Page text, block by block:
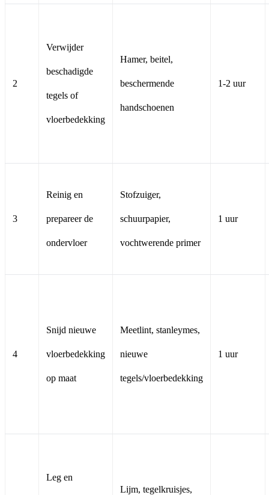
2
Verwijder
beschadigde
tegels of
vloerbedekking
Hamer, beitel,
beschermende
handschoenen
1-2 uur
3
Reinig en
prepareer de
ondervloer
Stofzuiger,
schuurpapier,
vochtwerende primer
1 uur
4
Snijd nieuwe
vloerbedekking
op maat
Meetlint, stanleymes,
nieuwe
tegels/vloerbedekking
1 uur
Leg en
Lijm, tegelkruisjes,